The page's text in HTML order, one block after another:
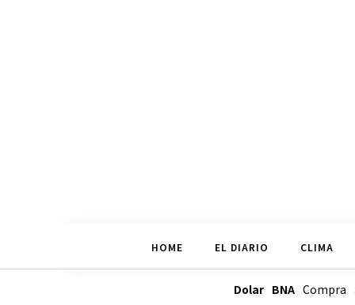
HOME EL DIARIO CLIMA
Dolar BNACompra